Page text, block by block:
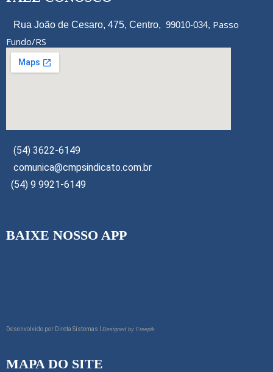
Rua João de Cesaro, 475, Centro, 99010-034, Passo
Fundo/RS
(54) 3622-6149
comunica@cmpsindicato.com.br
(54) 9 9921-6149
BAIXE NOSSO APP
Desenvolvido por Direta Sistemas I Designed by Freepik
MAPA DO SITE